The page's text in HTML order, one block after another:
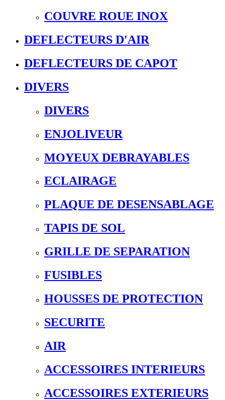
COUVRE ROUE INOX
DEFLECTEURS D'AIR
DEFLECTEURS DE CAPOT
DIVERS
DIVERS
ENJOLIVEUR
MOYEUX DEBRAYABLES
ECLAIRAGE
PLAQUE DE DESENSABLAGE
TAPIS DE SOL
GRILLE DE SEPARATION
FUSIBLES
HOUSSES DE PROTECTION
SECURITE
AIR
ACCESSOIRES INTERIEURS
ACCESSOIRES EXTERIEURS